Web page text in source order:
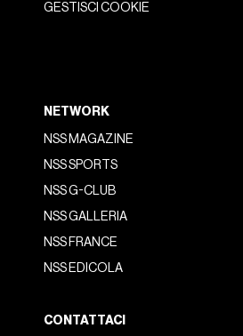
GESTISCI COOKIE
NETWORK
NSS MAGAZINE
NSS SPORTS
NSS G-CLUB
NSS GALLERIA
NSS FRANCE
NSS EDICOLA
CONTATTACI